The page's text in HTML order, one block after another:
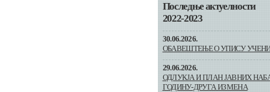
Последње актуелности
2022-2023
30.06.2026.
ОБАВЕШТЕЊЕ О УПИСУ
29.06.2026.
ОДЛУКЈА И ПЛАН ЈАВНИХ
ГОДИНУ-ДРУГА ИЗМЕНА